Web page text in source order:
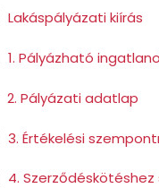
Lakáspályázati kiírás
1. Pályázható
2. Pályázati adatlap
3. Értékelési
4. Szerződéskötéshez